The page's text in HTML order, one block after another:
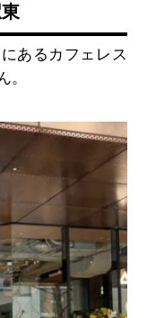
あるカフェレス
。